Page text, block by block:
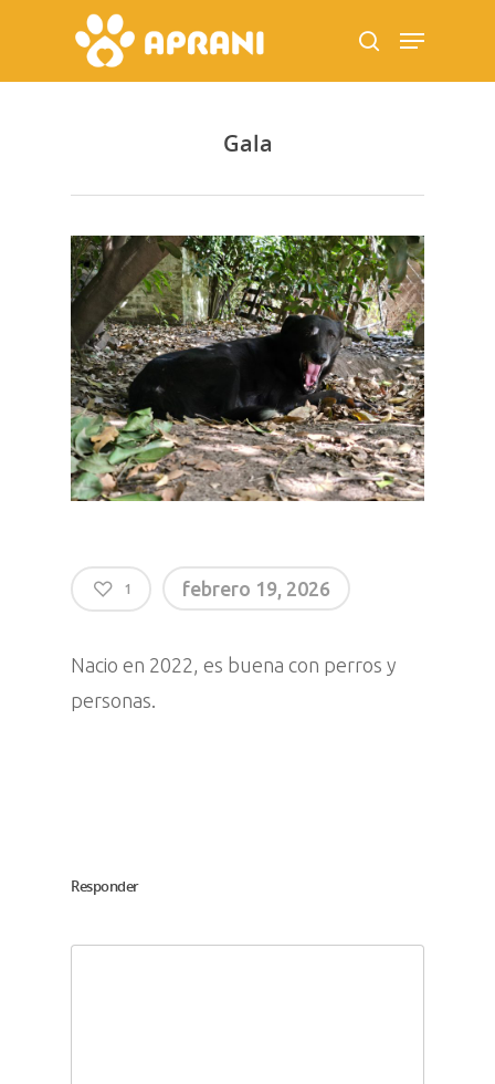
Hit enter to search or ESC to close
Gala
1 febrero 19, 2026
Nacio en 2022, es buena con perros y
personas.
Responder